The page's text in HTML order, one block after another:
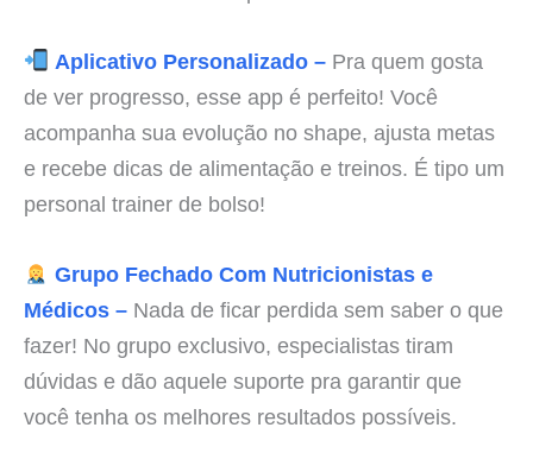
Aplicativo Personalizado –Pra quem gosta
de ver progresso, esse app é perfeito! Você
acompanha sua evolução no shape, ajusta metas
e recebe dicas de alimentação e treinos. É tipo um
personal trainer de bolso!
Grupo Fechado Com Nutricionistas e
Médicos – Nada de ficar perdida sem saber o que
fazer! No grupo exclusivo, especialistas tiram
dúvidas e dão aquele suporte pra garantir que
você tenha os melhores resultados possíveis.